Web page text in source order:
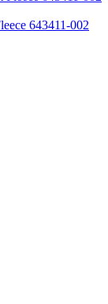
643411-002